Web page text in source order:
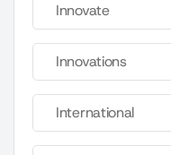
Innovate
Innovations
International